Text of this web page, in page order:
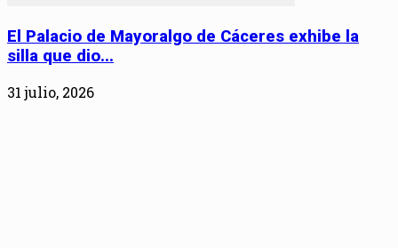
El Palacio de Mayoralgo de Cáceres exhibe la
silla que dio...
31 julio, 2026